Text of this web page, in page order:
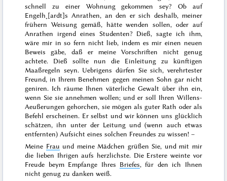
schnellzu einer Wohnung gekommen sey? Ob auf
Engelh˖[ardt]s Anrathen, an den er sichdeshalb, meiner
frühern Weisung gemäß, hätte wenden sollen, oder auf
Anrathen irgend eines Studenten? Dieß, sagte ich ihm,
wäre mir in so fern nicht lieb, indem es mir einen neuen
Beweis gäbe, daß er meine Vorschriften nicht genug
achtete. Dieß sollte nun die Einleitung zu künftigen
Maaßregeln seyn. Uebrigens dürfen Sie sich, verehrtester
Freund, in Ihrem Benehmen gegen meinen Sohn gar nicht
geniren. Ich räume Ihnen väterliche Gewalt über ihn ein,
wenn Sie sie annehmen wollen; und er soll Ihren Willens-
Aeußerungen gehorchen, sie mögen als guter Rath oder als
Befehl erscheinen. Er selbst und wir können uns glücklich
schätzen, ihn unter der Leitung und (wenn auch etwas
entfernten) Aufsicht einessolchen Freundes zu wissen! –
Meine Frau und meine Mädchen grüßen Sie, und mit mir
die lieben Ihrigen aufs herzlichste. Die Erstere weinte vor
Freude beym Empfange Ihres Briefes, für den ich Ihnen
nicht genug zu danken weiß.